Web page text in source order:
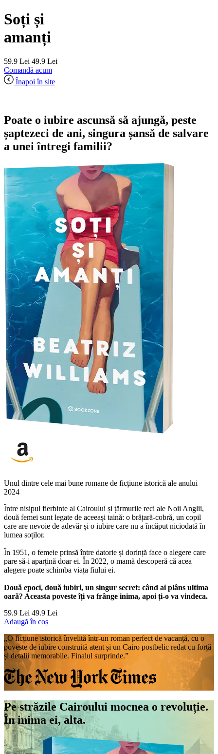
Soți și
amanți
59.9 Lei 49.9 Lei
Comandă acum
Înapoi în site
Poate o iubire ascunsă să ajungă, peste
șaptezeci de ani, singura șansă de salvare
a unei întregi familii?
Unul dintre cele mai bune romane de ficțiune istorică ale anului
2024
Între nisipul fierbinte al Cairoului și țărmurile reci ale Noii Anglii,
două femei sunt legate de aceeași taină: o brățară-cobră, un copil
care are nevoie de adevăr și o iubire care nu a încăput niciodată în
lumea soților.
În 1951, o femeie prinsă între datorie și dorință face o alegere care
pare să-i aparțină doar ei. În 2022, o mamă descoperă că acea
alegere poate schimba viața fiului ei.
Două epoci, două iubiri, un singur secret: când ai plâns ultima
oară? Aceasta poveste îți va frânge inima, apoi ți-o va vindeca.
59.9 Lei 49.9 Lei
Adaugă în coș
„O ficțiune istorică învelită într-un roman perfect de vacanță, cu o
poveste de iubire construită atent și un Cairo postbelic redat cu forță
și detalii memorabile. Finalul surprinde.”
Pe străzile Cairoului mocnea o revoluție.
În inima ei, alta.